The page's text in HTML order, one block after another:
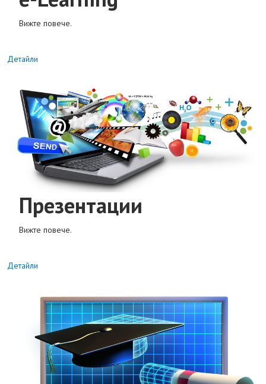
Вижте повече.
Детайли
Презентации
Вижте повече.
Детайли